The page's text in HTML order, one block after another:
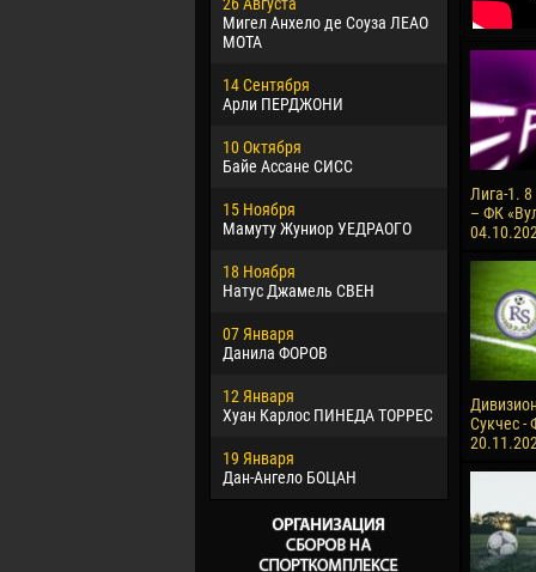
Мигел Анхело де Соуза ЛЕАО
МОТА
14 Сентября
Арли ПЕРДЖОНИ
10 Октября
Байе Ассане СИСС
15 Ноября
Мамуту Жуниор УЕДРАОГО
18 Ноября
Натус Джамель СВЕН
07 Января
Данила ФОРОВ
12 Января
Хуан Карлос ПИНЕДА ТОРРЕС
19 Января
Дан-Ангело БОЦАН
Дорасо
24 Февраля
02 Марта
Вячеслав
09 Марта
Хайдер
22 Марта
Самба
26 Марта
Витор Уго
ОЛИВЕЙРА
Раи
Лига-1.
– ФК
Сукчес -